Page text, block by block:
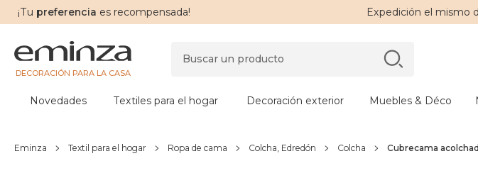
¡Tu preferencia es recompensada! Expedición el mismo
DECORACIÓN PARA LA CASA
Novedades Textiles para el hogar Decoración exterior Muebles & Déco
Eminza Textil para el hogar Ropa de cama Colcha, Edredón Colcha Cubrecama